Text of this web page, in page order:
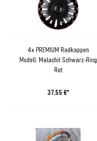
4x PREMIUM Radkappen
Modell: Malachit Schwarz-Ring
Rot
37,55 €*